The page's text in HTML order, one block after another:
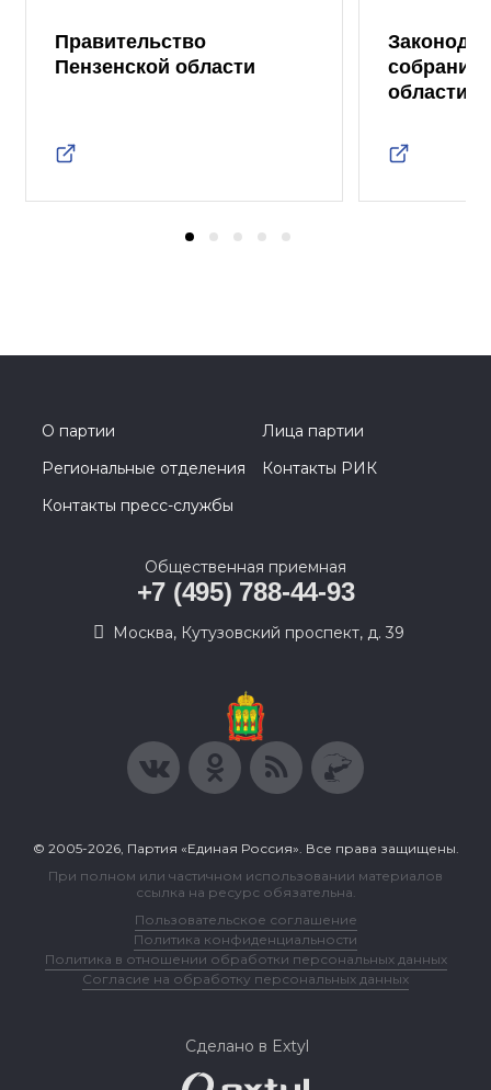
Правительство
Пензенской области
собрание
области
О партии
Лица партии
Региональные отделения
Контакты РИК
Контакты пресс-службы
Общественная приемная
+7 (495) 788-44-93
Москва, Кутузовский проспект, д. 39
© 2005-2026, Партия «Единая Россия». Все права защищены.
При полном или частичном использовании материалов
ссылка на ресурс обязательна.
Пользовательское соглашение
Политика конфиденциальности
Политика в отношении обработки персональных данных
Согласие на обработку персональных данных
Сделано в Extyl